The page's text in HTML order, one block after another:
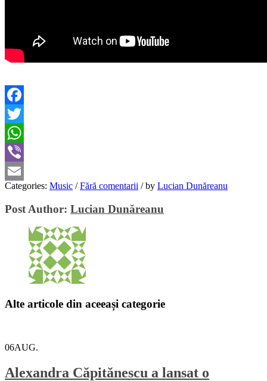
Facebook
Twitter
WhatsApp
Viber
Email
Categories: Music / Fără comentarii /by Lucian Dunăreanu
Post Author: Lucian Dunăreanu
Alte articole din aceeași categorie
06AUG.
Alexandra Căpitănescu a lansat o